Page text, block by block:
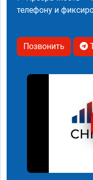
телефону и
Позвонить